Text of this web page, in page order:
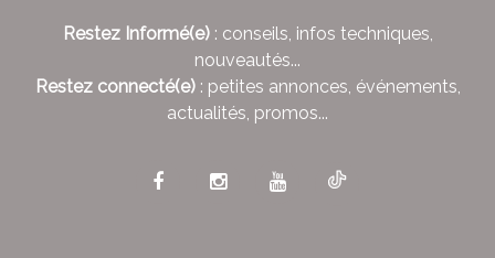
Restez Informé(e): conseils, infos techniques,
nouveautés...
Restez connecté(e): petites annonces, événements,
actualités, promos...